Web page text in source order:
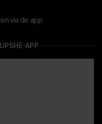
via de app
APP